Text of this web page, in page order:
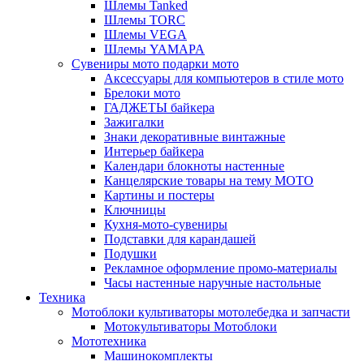
Шлемы Tanked
Шлемы TORC
Шлемы VEGA
Шлемы YAMAPA
Сувениры мото подарки мото
Аксессуары для компьютеров в стиле мото
Брелоки мото
ГАДЖЕТЫ байкера
Зажигалки
Знаки декоративные винтажные
Интерьер байкера
Календари блокноты настенные
Канцелярские товары на тему МОТО
Картины и постеры
Ключницы
Кухня-мото-сувениры
Подставки для карандашей
Подушки
Рекламное оформление промо-материалы
Часы настенные наручные настольные
Техника
Мотоблоки культиваторы мотолебедка и запчасти
Мотокультиваторы Мотоблоки
Мототехника
Машинокомплекты